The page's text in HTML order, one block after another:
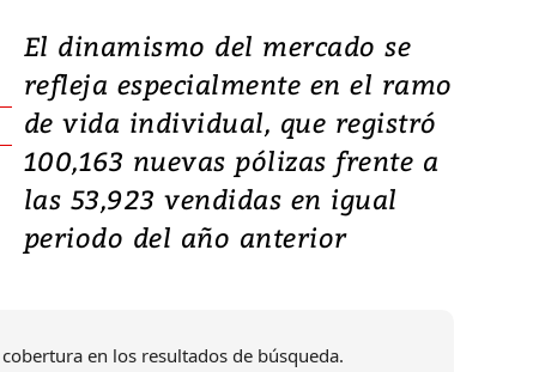
El dinamismo del mercado se
refleja especialmente en el ramo
de vida individual, que registró
100,163 nuevas pólizas frente a
las 53,923 vendidas en igual
periodo del año anterior
en los resultados de búsqueda.